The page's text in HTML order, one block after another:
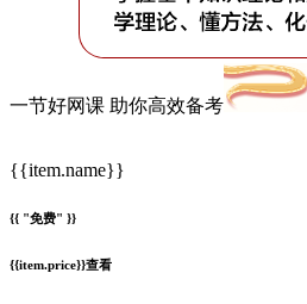
一节好网课 助你高效备考
{{item.name}}
{{ "免费" }}
{{item.price}}查看